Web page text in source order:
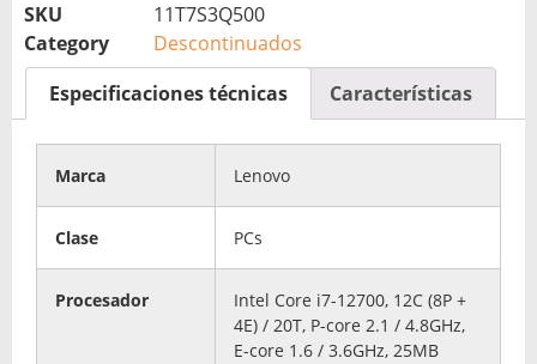
SKU
11T7S3Q500
Category
Descontinuados
Especificaciones técnicas
Características
Marca Lenovo
Clase PCs
Procesador
Intel Core i7-12700, 12C (8P +
4E) / 20T, P-core 2.1 / 4.8GHz,
E-core 1.6 / 3.6GHz, 25MB